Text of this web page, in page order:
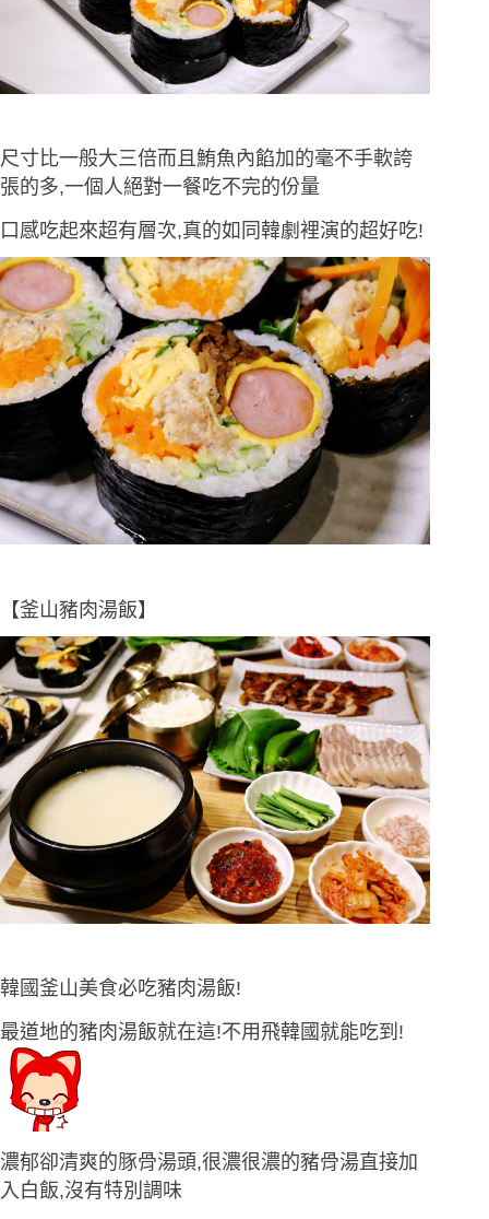
尺寸比一般大三倍而且鮪魚內餡加的毫不手軟誇
張的多,一個人絕對一餐吃不完的份量
口感吃起來超有層次,真的如同韓劇裡演的超好吃!
【釜山豬肉湯飯】
韓國釜山美食必吃豬肉湯飯!
最道地的豬肉湯飯就在這!不用飛韓國就能吃到!
濃郁卻清爽的豚骨湯頭,很濃很濃的豬骨湯直接加
入白飯,沒有特別調味